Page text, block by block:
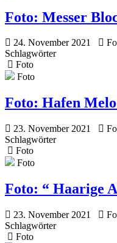
Foto: Messer
24. November 2021
Schlagwörter
Foto
Foto
Foto: Hafen
23. November 2021
Schlagwörter
Foto
Foto
Foto: “ Haarige
23. November 2021
Schlagwörter
Foto